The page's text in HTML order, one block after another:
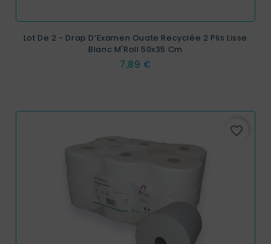
Lot De 2 - Drap D’Examen Ouate Recyclée 2 Plis Lisse
Blanc M'Roll 50x35 Cm
Prix
7,89 €
favorite_border